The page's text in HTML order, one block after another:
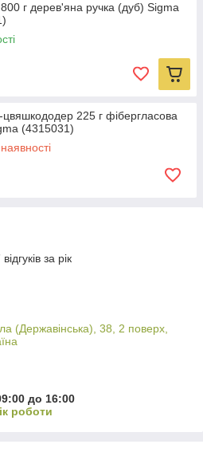
г дерев'яна ручка (дуб) Sigma
225 г фібергласова
(4315031)
за рік
(Державінська), 38, 2 поверх,
до 16:00
роботи